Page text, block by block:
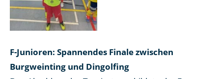
F-Junioren: Spannendes Finale zwischen
Burgweinting und Dingolfing